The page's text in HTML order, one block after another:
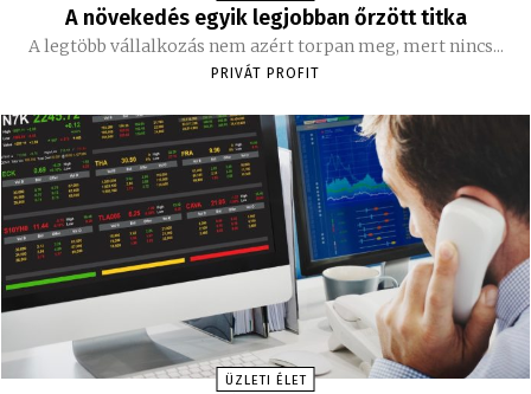
A növekedés egyik legjobban őrzött titka
A legtöbb vállalkozás nem azért torpan meg, mert nincs...
PRIVÁT PROFIT
ÜZLETI ÉLET